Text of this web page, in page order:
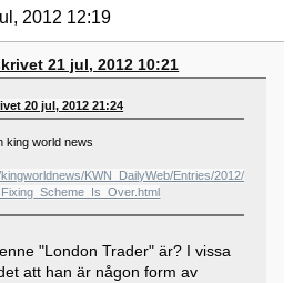
2012 12:19
21 jul, 2012 10:21
20 jul, 2012 21:24
king world news
KWN_DailyWeb/Entries/2012/7/
"London Trader" är? I vissa
att han är någon form av